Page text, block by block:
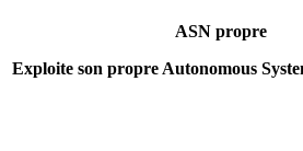
ASN propre
Exploite son propre Autonomous